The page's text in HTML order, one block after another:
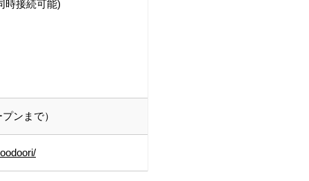
時接続可能)
ンまで）